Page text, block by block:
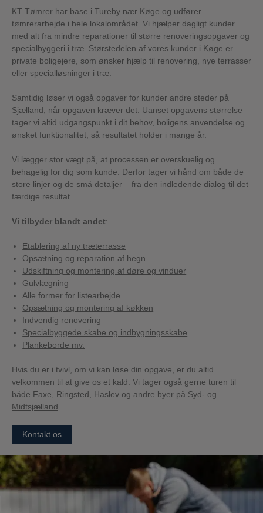
KT Tømrer har base i Tureby nær Køge og udfører
tømrerarbejde i hele lokalområdet. Vi hjælper dagligt kunder
med alt fra mindre reparationer til større renoveringsopgaver og
specialbyggeri i træ. Størstedelen af vores kunder i Køge er
private boligejere, som ønsker hjælp til renovering, nye terrasser
eller specialløsninger i træ.
Samtidig løser vi også opgaver for kunder andre steder på
Sjælland, når opgaven kræver det. Uanset opgavens størrelse
tager vi altid udgangspunkt i dit behov, boligens anvendelse og
ønsket funktionalitet, så resultatet holder i mange år.
Vi lægger stor vægt på, at processen er overskuelig og
behagelig for dig som kunde. Derfor tager vi hånd om både de
store linjer og de små detaljer – fra den indledende dialog til det
færdige resultat.
Vi tilbyder blandt andet:
Etablering af ny træterrasse
Opsætning og reparation af hegn
Udskiftning og montering af døre og vinduer
Gulvlægning
Alle former for listearbejde
Opsætning og montering af køkken
Indvendig renovering
Specialbyggede skabe og indbygningsskabe
Plankeborde mv.
Hvis du er i tvivl, om vi kan løse din opgave, er du altid
velkommen til at give os et kald. Vi tager også gerne turen til
både Faxe Ringsted Haslev og andre byer på Syd- og
Midtsjælland
Kontakt os